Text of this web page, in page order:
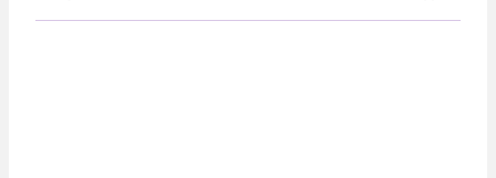
временем сделал ее лучшей в районе. В 2023 году